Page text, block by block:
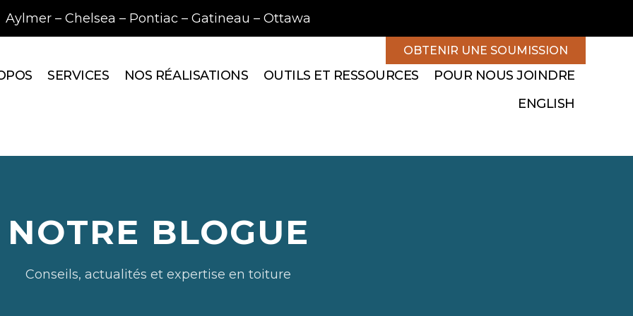
Aylmer – Chelsea – Pontiac – Gatineau – Ottawa
OBTENIR UNE SOUMISSION
SERVICES NOS RÉALISATIONS OUTILS ET RESSOURCES
POUR NOUS JOINDRE
ENGLISH
NOTRE BLOGUE
Conseils, actualités et expertise en toiture